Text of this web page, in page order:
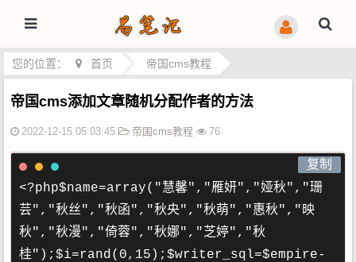
您的位置： 首页 > 帝国cms教程
帝国cms添加文章随机分配作者的方法
2022-12-15 05:03:45 帝国cms教程 76
<?php$name=array("慧馨","雁妍","娅秋","珊
芸","秋丝","秋函","秋央","秋萌","惠秋","映
秋","秋漫","倚蓉","秋娜","芝婷","秋
桂");$i=rand(0,15);$writer_sql=$empire-